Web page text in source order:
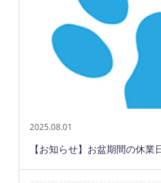
2025.08.01
【お知らせ】お盆期間の休業